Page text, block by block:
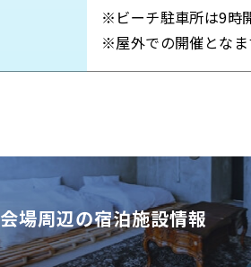
※ビーチ駐車所は9時
※屋外での開催となま
会場周辺の宿泊施設情報